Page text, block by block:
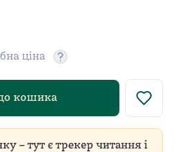
ціна
кошика
– тут є трекер читання і